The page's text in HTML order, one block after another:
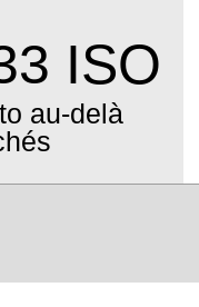
ISO
au-delà